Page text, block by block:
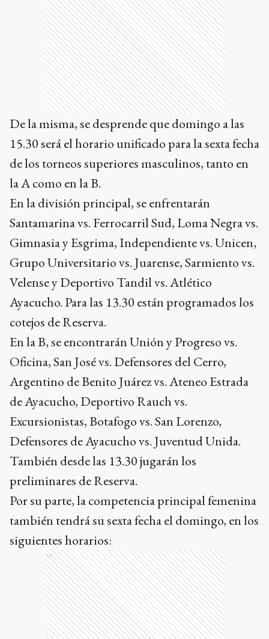
De la misma, se desprende que domingo a las
15.30 será el horario unificado para la sexta fecha
de los torneos superiores masculinos, tanto en
la A como en la B.
En la división principal, se enfrentarán
Santamarina vs. Ferrocarril Sud, Loma Negra vs.
Gimnasia y Esgrima, Independiente vs. Unicen,
Grupo Universitario vs. Juarense, Sarmiento vs.
Velense y Deportivo Tandil vs. Atlético
Ayacucho. Para las 13.30 están programados los
cotejos de Reserva.
En la B, se encontrarán Unión y Progreso vs.
Oficina, San José vs. Defensores del Cerro,
Argentino de Benito Juárez vs. Ateneo Estrada
de Ayacucho, Deportivo Rauch vs.
Excursionistas, Botafogo vs. San Lorenzo,
Defensores de Ayacucho vs. Juventud Unida.
También desde las 13.30 jugarán los
preliminares de Reserva.
Por su parte, la competencia principal femenina
también tendrá su sexta fecha el domingo, en los
siguientes horarios:
Ads